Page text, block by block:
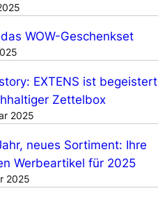
WOW-Geschenkset
EXTENS ist begeistert
Zettelbox
2025
neues Sortiment: Ihre
Werbeartikel für 2025
2025